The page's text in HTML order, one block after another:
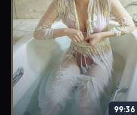
99:36